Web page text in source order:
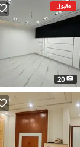
مقبول
20